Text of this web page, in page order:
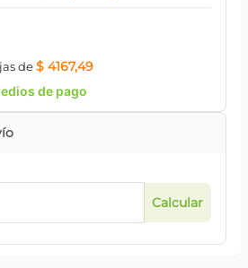
de$ 4167,49
de pago